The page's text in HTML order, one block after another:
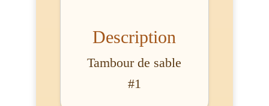
Description
Tambour de sable
#1